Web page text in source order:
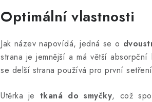
Optimální vlastnosti
Jak název napovídá, jedná se o
strana je jemnější a má větší
se delší strana používá pro první
Utěrka je tkaná do smyčky, což